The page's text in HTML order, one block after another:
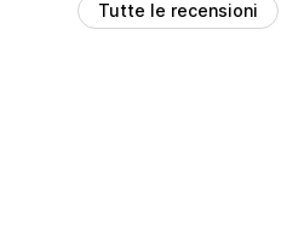
Tutte le recensioni